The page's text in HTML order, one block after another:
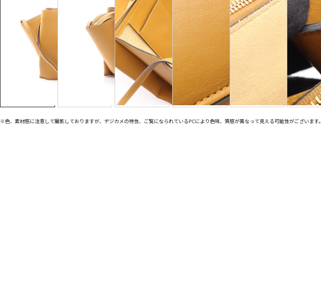
※色、素材感に注意して撮影しておりますが、デジカメの特性、ご覧になられているPCにより色味、質感が異なって見える可能性がございます。